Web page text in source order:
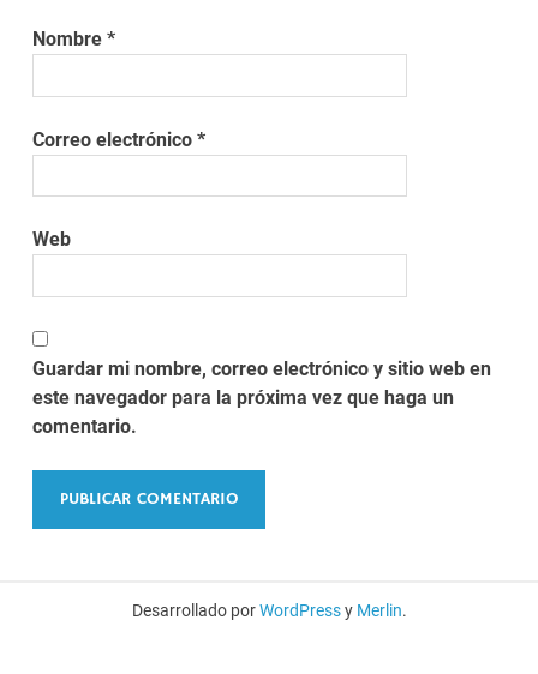
Nombre*
Correo electrónico*
Web
Guardar mi nombre, correo electrónico y sitio web en
este navegador para la próxima vez que haga un
comentario.
Desarrollado porWordPressy Merlin.